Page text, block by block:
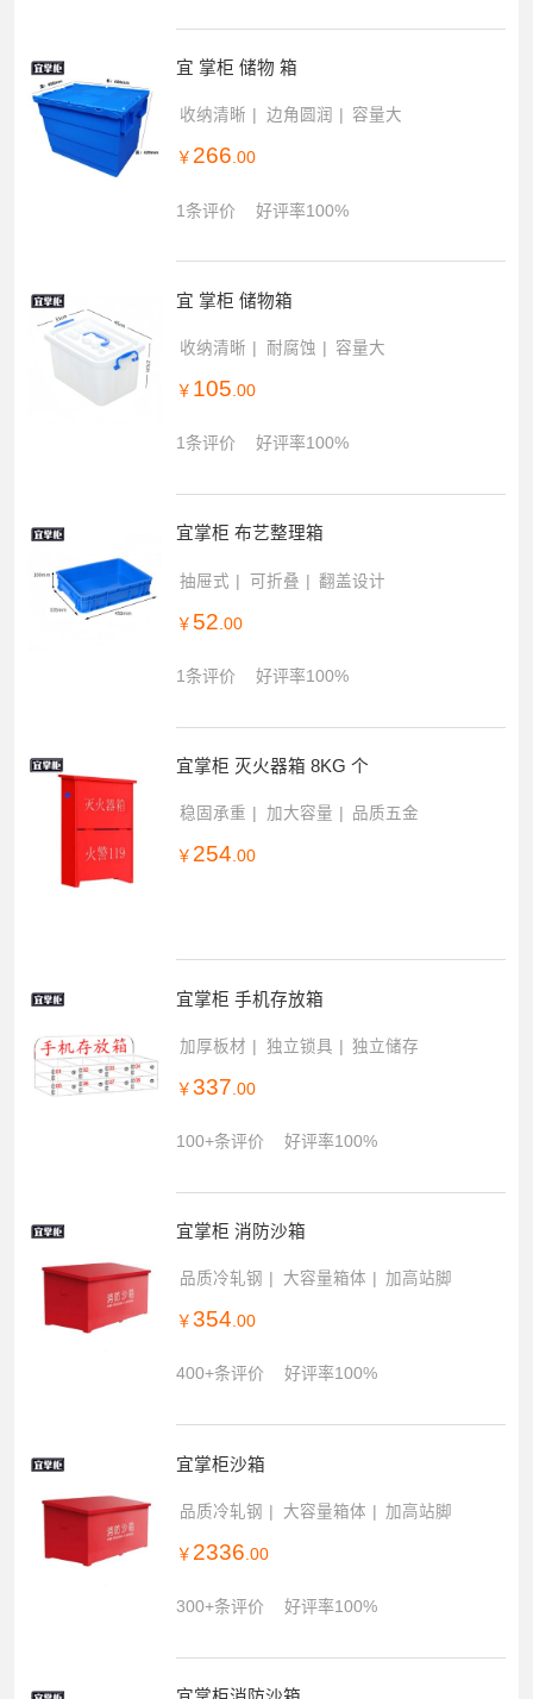
宜 掌柜 储物 箱
收纳清晰 边角圆润 容量大
￥ 266.00
1条评价 好评率100%
宜 掌柜 储物箱
收纳清晰 耐腐蚀 容量大
￥ 105.00
1条评价 好评率100%
宜掌柜 布艺整理箱
抽屉式 可折叠 翻盖设计
￥ 52 .00
1条评价 好评率100%
宜掌柜 灭火器箱 8KG 个
稳固承重 加大容量 品质五金
￥ 254.00
宜掌柜 手机存放箱
加厚板材 独立锁具 独立储存
￥ 337 .00
100+条评价 好评率100%
宜掌柜 消防沙箱
品质冷轧钢 大容量箱体 加高站脚
￥ 354.00
400+条评价 好评率100%
宜掌柜沙箱
品质冷轧钢 大容量箱体 加高站脚
￥ 2336 .00
300+条评价 好评率100%